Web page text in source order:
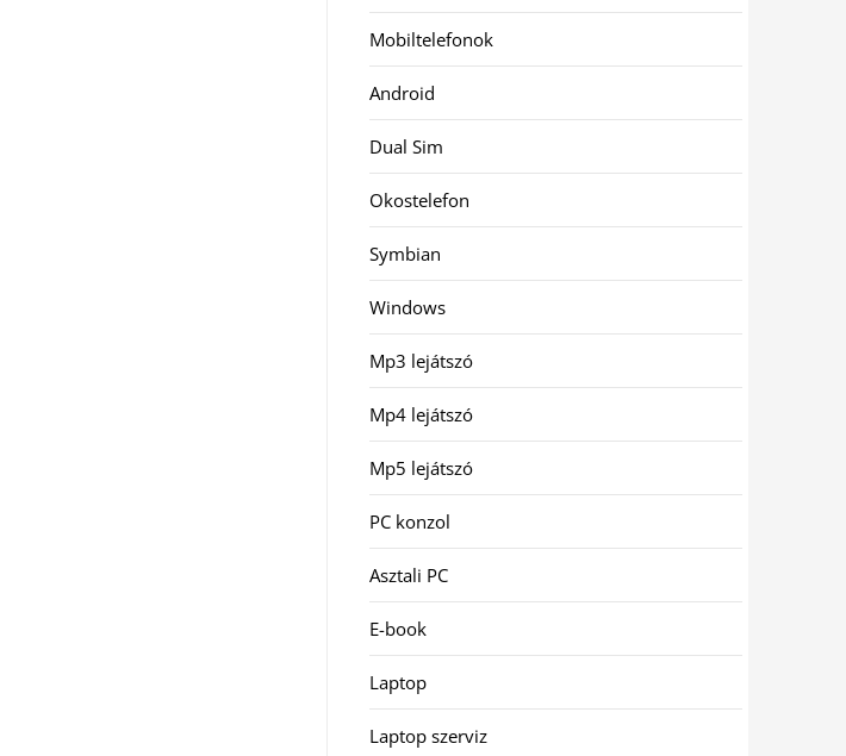
Mobiltelefonok
Android
Dual Sim
Okostelefon
Symbian
Windows
Mp3 lejátszó
Mp4 lejátszó
Mp5 lejátszó
PC konzol
Asztali PC
E-book
Laptop
Laptop szerviz